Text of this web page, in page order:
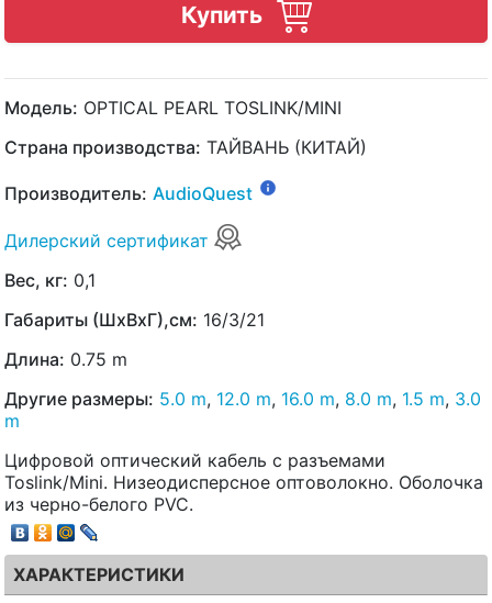
Купить
Модель: OPTICAL PEARL TOSLINK/MINI
Страна производства: ТАЙВАНЬ (КИТАЙ)
Производитель: AudioQuest
Дилерский сертификат
Вес, кг: 0,1
Габариты (ШхВхГ),см: 16/3/21
Длина: 0.75 m
Другие размеры: 5.0 m, 12.0 m, 16.0 m, 8.0 m, 1.5 m, 3.0
m
Цифровой оптический кабель с разъемами
Toslink/Mini. Низеодисперсное оптоволокно. Оболочка
из черно-белого PVC.
ХАРАКТЕРИСТИКИ